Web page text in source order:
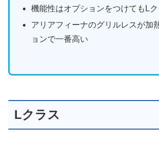
機能性はオプションをつけてもL
アリアフィーナのグリルレスが加
ョンで一番高い
Lクラス